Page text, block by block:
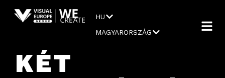
HU
MAGYARORSZÁG
KÉT